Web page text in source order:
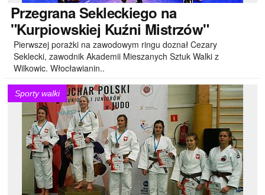
PrzegranaSekleckiego na
"Kurpiowskiej Kuźni Mistrzów"
Pierwszej porażki na zawodowym ringu doznał Cezary
Seklecki, zawodnik Akademii Mieszanych Sztuk Walki z
Wilkowic. Włocławianin..
Sporty walki